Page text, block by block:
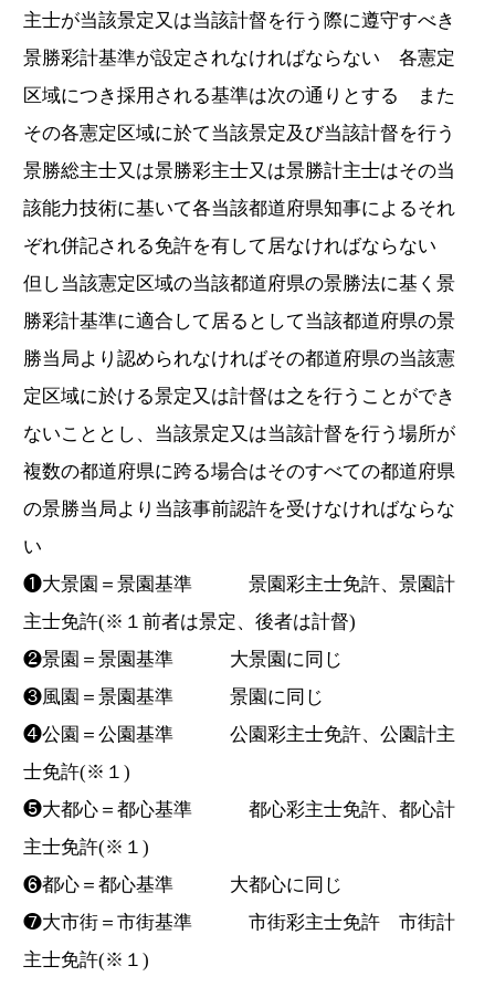
主士が当該景定又は当該計督を行う際に遵守すべき
景勝彩計基準が設定されなければならない 各憲定
区域につき採用される基準は次の通りとする また
その各憲定区域に於て当該景定及び当該計督を行う
景勝総主士又は景勝彩主士又は景勝計主士はその当
該能力技術に基いて各当該都道府県知事によるそれ
ぞれ併記される免許を有して居なければならない
但し当該憲定区域の当該都道府県の景勝法に基く景
勝彩計基準に適合して居るとして当該都道府県の景
勝当局より認められなければその都道府県の当該憲
定区域に於ける景定又は計督は之を行うことができ
ないこととし、当該景定又は当該計督を行う場所が
複数の都道府県に跨る場合はそのすべての都道府県
の景勝当局より当該事前認許を受けなければならな
い
❶大景園＝景園基準 景園彩主士免許、景園計
主士免許(※１前者は景定、後者は計督)
❷景園＝景園基準 大景園に同じ
❸風園＝景園基準 景園に同じ
❹公園＝公園基準 公園彩主士免許、公園計主
士免許(※１)
❺大都心＝都心基準 都心彩主士免許、都心計
主士免許(※１)
❻都心＝都心基準 大都心に同じ
❼大市街＝市街基準 市街彩主士免許 市街計
主士免許(※１)